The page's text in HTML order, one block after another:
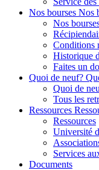
Nos bourses Nos
Nos
Conditions
Historique
Faites un
Quoi de neuf?
Quoi de
Tous les
Ressources
Ressources
Université
Services
Documents